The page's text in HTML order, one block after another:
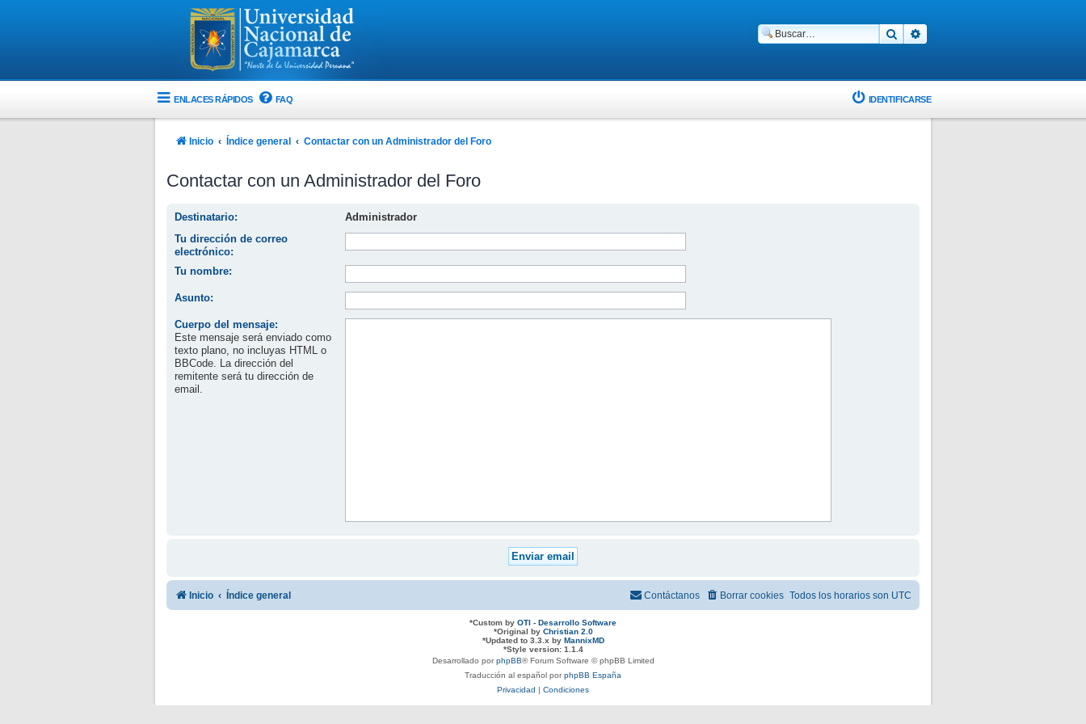
Buscar
ENLACES RÁPIDOS FAQ IDENTIFICARSE
Inicio Índice general Contactar con un Administrador del Foro
Contactar con un Administrador del Foro
Destinatario:
Administrador
Tu dirección de correo
electrónico:
Tu nombre:
Asunto:
Cuerpo del mensaje:
Este mensaje será enviado como
texto plano, no incluyas HTML o
BBCode. La dirección del
remitente será tu dirección de
email.
Inicio Índice general Todos los horarios son UTC
Borrar cookies
Contáctanos
*Custom by OTI - Desarrollo Software
*Original by Christian 2.0
*Updated to 3.3.x by MannixMD
*Style version: 1.1.4
Desarrollado porphpBB® Forum Software © phpBB Limited
Traducción al español porphpBB España
Privacidad | Condiciones